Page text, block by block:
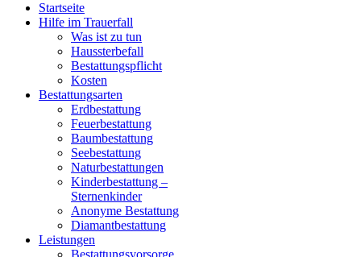
Startseite
Hilfe im Trauerfall
Was ist zu tun
Haussterbefall
Bestattungspflicht
Kosten
Bestattungsarten
Erdbestattung
Feuerbestattung
Baumbestattung
Seebestattung
Naturbestattungen
Kinderbestattung –
Sternenkinder
Anonyme Bestattung
Diamantbestattung
Leistungen
Bestattungsvorsorge